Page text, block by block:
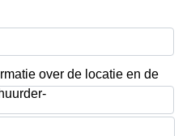
over de locatie en de